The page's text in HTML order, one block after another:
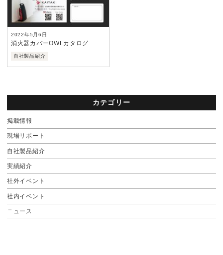
2022年5月6日
消火器カバーOWLカタログ
自社製品紹介
カテゴリー
掲載情報
現場リポート
自社製品紹介
実績紹介
社外イベント
社内イベント
ニュース